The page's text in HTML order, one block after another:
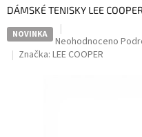
DÁMSKÉ TENISKY LEE
NOVINKA
Průměrné
hodnocení
Neohodnoceno
Značka: LEE COOPER